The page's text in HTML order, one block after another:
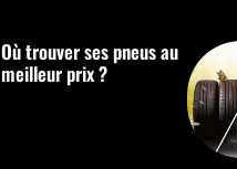
Où trouver ses pneus au
meilleur prix ?